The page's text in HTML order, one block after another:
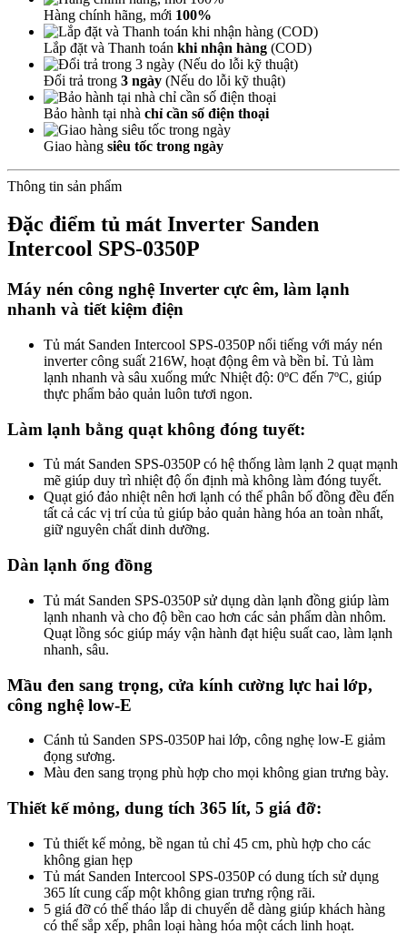
Hàng chính hãng, mới 100%
Lắp đặt và Thanh toán khi nhận hàng (COD)
Đổi trả trong 3 ngày (Nếu do lỗi kỹ thuật)
Bảo hành tại nhà chỉ cần số điện thoại
Giao hàng siêu tốc trong ngày
Thông tin sản phẩm
Đặc điểm tủ mát Inverter Sanden
Intercool SPS-0350P
Máy nén công nghệ Inverter cực êm, làm lạnh
nhanh và tiết kiệm điện
Tủ mát Sanden Intercool SPS-0350P nổi tiếng với máy nén
inverter công suất 216W, hoạt động êm và bền bỉ. Tủ làm
lạnh nhanh và sâu xuống mức Nhiệt độ: 0ºC đến 7ºC, giúp
thực phẩm bảo quản luôn tươi ngon.
Làm lạnh bằng quạt không đóng tuyết:
Tủ mát Sanden SPS-0350P có hệ thống làm lạnh 2 quạt mạnh
mẽ giúp duy trì nhiệt độ ổn định mà không làm đóng tuyết.
Quạt gió đảo nhiệt nên hơi lạnh có thể phân bố đồng đều đến
tất cả các vị trí của tủ giúp bảo quản hàng hóa an toàn nhất,
giữ nguyên chất dinh dưỡng.
Dàn lạnh ống đồng
Tủ mát Sanden SPS-0350P sử dụng dàn lạnh đồng giúp làm
lạnh nhanh và cho độ bền cao hơn các sản phẩm dàn nhôm.
Quạt lồng sóc giúp máy vận hành đạt hiệu suất cao, làm lạnh
nhanh, sâu.
Mầu đen sang trọng, cửa kính cường lực hai lớp,
công nghệ low-E
Cánh tủ Sanden SPS-0350P hai lớp, công nghẹ low-E giảm
đọng sương.
Màu đen sang trọng phù hợp cho mọi không gian trưng bày.
Thiết kế mỏng, dung tích 365 lít, 5 giá đỡ:
Tủ thiết kế mỏng, bề ngan tủ chỉ 45 cm, phù hợp cho các
không gian hẹp
Tủ mát Sanden Intercool SPS-0350P có dung tích sử dụng
365 lít cung cấp một không gian trưng rộng rãi.
5 giá đỡ có thể tháo lắp di chuyển dễ dàng giúp khách hàng
có thể sắp xếp, phân loại hàng hóa một cách linh hoạt.